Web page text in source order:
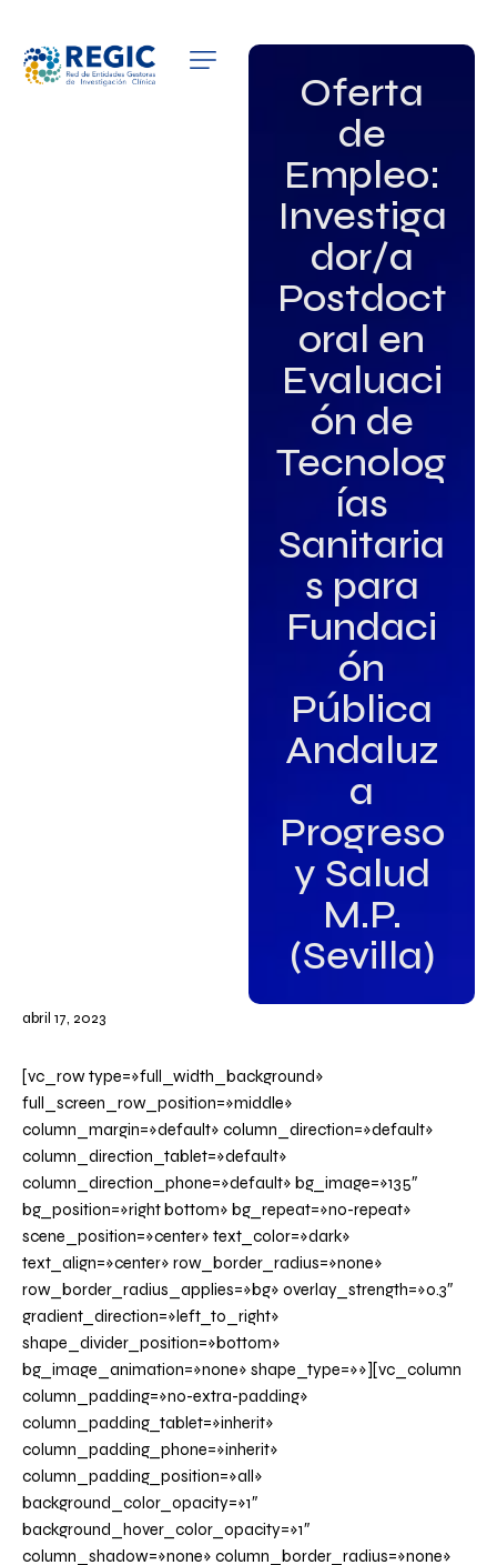
Oferta
de
Empleo:
Investiga
dor/a
Postdoct
oral en
Evaluaci
ón de
Tecnolog
ías
Sanitaria
s para
Fundaci
ón
Pública
Andaluz
a
Progreso
y Salud
M.P.
(Sevilla)
QUIÉNES SOMOS
PATROCINADORES
GRUPOS DE INTERÉS
abril 17, 2023
[vc_row type=»full_width_background»
full_screen_row_position=»middle»
column_margin=»default» column_direction=»default»
column_direction_tablet=»default»
column_direction_phone=»default» bg_image=»135″
bg_position=»right bottom» bg_repeat=»no-repeat»
scene_position=»center» text_color=»dark»
text_align=»center» row_border_radius=»none»
row_border_radius_applies=»bg» overlay_strength=»0.3″
gradient_direction=»left_to_right»
shape_divider_position=»bottom»
bg_image_animation=»none» shape_type=»»][vc_column
column_padding=»no-extra-padding»
column_padding_tablet=»inherit»
column_padding_phone=»inherit»
column_padding_position=»all»
background_color_opacity=»1″
background_hover_color_opacity=»1″
column_shadow=»none» column_border_radius=»none»